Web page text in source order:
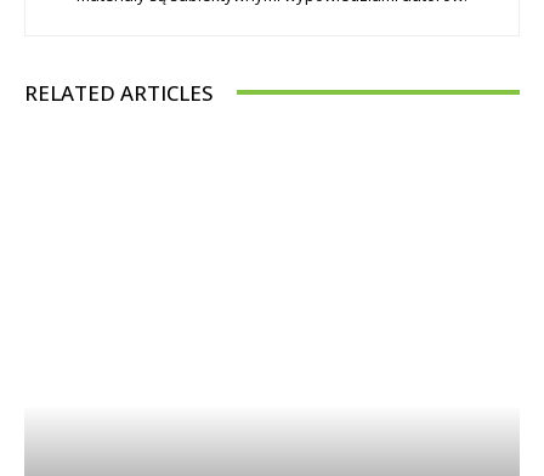
RELATED ARTICLES